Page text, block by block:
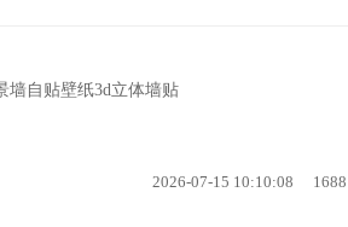
墙自贴壁纸3d立体墙贴
2026-07-15 10:10:08 1688